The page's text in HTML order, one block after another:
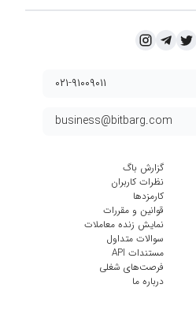
business@bitbarg.com
۰۲۱-۹۱۰۰۹۰۱۱
گزارش باگ
نظرات کاربران
کارمزد‌ها
قوانین و مقررات
نمایش زنده معاملات
سوالات متداول
مستندات API
فرصت‌های شغلی
درباره ما